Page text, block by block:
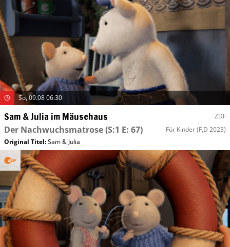
So, 09.08 06:30
Sam & Julia im Mäusehaus ZDF
Der Nachwuchsmatrose(S:1 E: 67) Für Kinder(F,D 2023)
Original Titel:Sam & Julia